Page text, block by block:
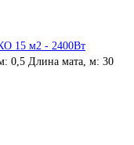
15 м2 - 2400Вт
0,5 Длина мата, м: 30